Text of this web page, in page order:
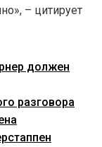
– цитирует
должен
разговора